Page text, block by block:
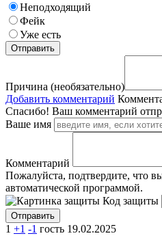
Неподходящий
Фейк
Уже есть
Причина (необязательно)
Добавить комментарий
Спасибо! Ваш комментарий
Ваше имя
Комментарий
Пожалуйста, подтвердите, что
автоматической программой.
Код защиты
1 +1 -1 гость 19.02.2025